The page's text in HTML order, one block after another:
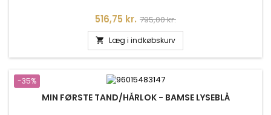
Pris
516,75 kr. Normalpris
795,00 kr.
 Læg i indkøbskurv
-35%
MIN FØRSTE TAND/HÅRLOK - BAMSE LYSEBLÅ